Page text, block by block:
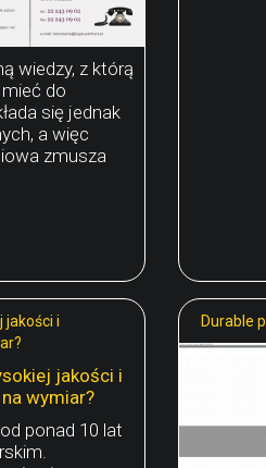
wiedzy, z którą
do
się jednak
a więc
zmusza
jakości i
ponad 10 lat
Durable